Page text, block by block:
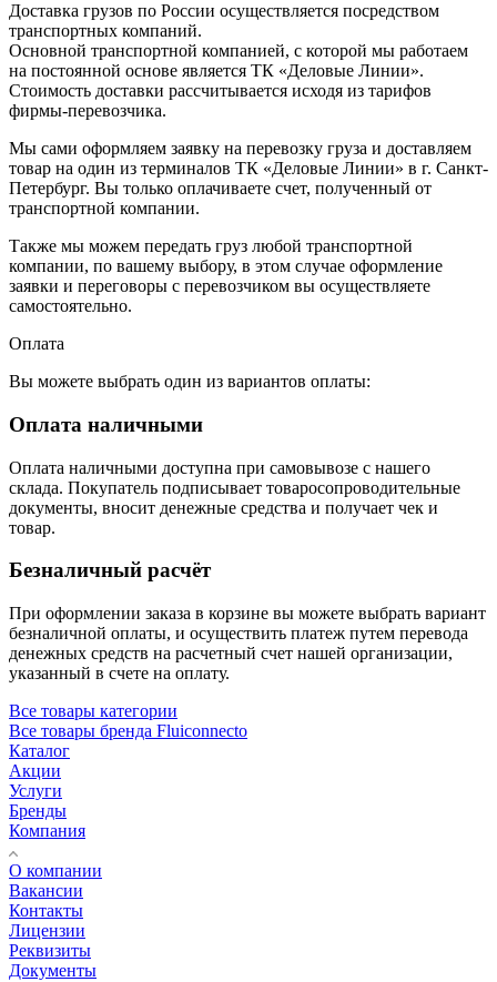
Доставка грузов по России осуществляется посредством
транспортных компаний.
Основной транспортной компанией, с которой мы работаем
на постоянной основе является ТК «Деловые Линии».
Стоимость доставки рассчитывается исходя из тарифов
фирмы-перевозчика.
Мы сами оформляем заявку на перевозку груза и доставляем
товар на один из терминалов ТК «Деловые Линии» в г. Санкт-
Петербург. Вы только оплачиваете счет, полученный от
транспортной компании.
Также мы можем передать груз любой транспортной
компании, по вашему выбору, в этом случае оформление
заявки и переговоры с перевозчиком вы осуществляете
самостоятельно.
Оплата
Вы можете выбрать один из вариантов оплаты:
Оплата наличными
Оплата наличными доступна при самовывозе с нашего
склада. Покупатель подписывает товаросопроводительные
документы, вносит денежные средства и получает чек и
товар.
Безналичный расчёт
При оформлении заказа в корзине вы можете выбрать вариант
безналичной оплаты, и осуществить платеж путем перевода
денежных средств на расчетный счет нашей организации,
указанный в счете на оплату.
Все товары категории
Все товары бренда Fluiconnecto
Каталог
Акции
Услуги
Бренды
Компания
О компании
Вакансии
Контакты
Лицензии
Реквизиты
Документы